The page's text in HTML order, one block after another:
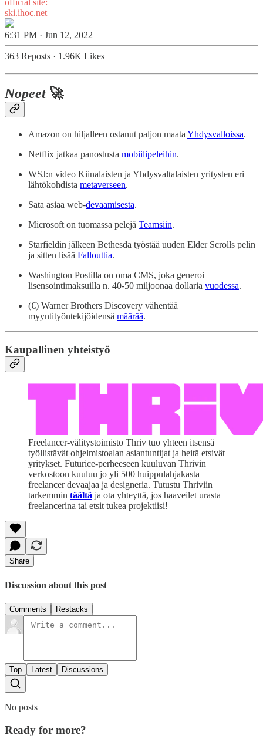
ski.ihoc.net
6:31 PM · Jun 12, 2022
363 Reposts · 1.96K Likes
Nopeet🚀
Amazon on hiljalleen ostanut paljon maata Yhdysvalloissa.
Netflix jatkaa panostusta mobiilipeleihin.
WSJ:n video Kiinalaisten ja Yhdysvaltalaisten yritysten eri
lähtökohdista metaverseen.
Sata asiaa web-devaamisesta.
Microsoft on tuomassa pelejä Teamsiin.
Starfieldin jälkeen Bethesda työstää uuden Elder Scrolls pelin
ja sitten lisää Fallouttia.
Washington Postilla on oma CMS, joka generoi
lisensointimaksuilla n. 40-50 miljoonaa dollaria vuodessa.
(€) Warner Brothers Discovery vähentää
myyntityöntekijöidensä määrää.
Kaupallinen yhteistyö
Freelancer-välitystoimisto Thriv tuo yhteen itsensä
työllistävät ohjelmistoalan asiantuntijat ja heitä etsivät
yritykset. Futurice-perheeseen kuuluvan Thrivin
verkostoon kuuluu jo yli 500 huippulahjakasta
freelancer devaajaa ja designeria. Tutustu Thriviin
tarkemmin täältä ja ota yhteyttä, jos haaveilet urasta
freelancerina tai etsit tukea projektiisi!
Share
Discussion about this post
Comments Restacks
Top Latest Discussions
No posts
Ready for more?